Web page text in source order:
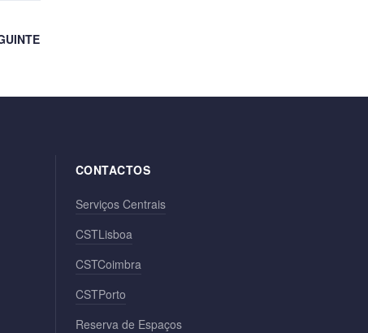
CONTACTOS
Serviços Centrais
CSTLisboa
CSTCoimbra
CSTPorto
Reserva de Espaços